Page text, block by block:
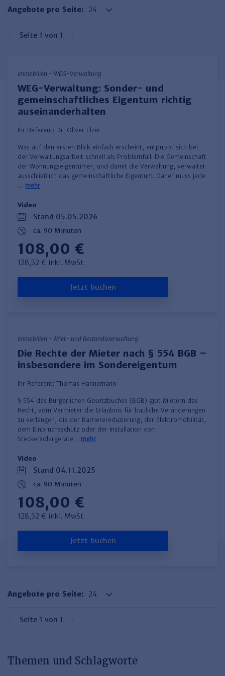
Haufe TVöD/TV-L Office
Angebote pro Seite:
Seite 1 von 1
Immobilien - WEG-Verwaltung
WEG-Verwaltung: Sonder- und
gemeinschaftliches Eigentum richtig
auseinanderhalten
Ihr Referent: Dr. Oliver Elzer
Was auf den ersten Blick einfach erscheint, entpuppt sich bei
der Verwaltungsarbeit schnell als Problemfall. Die Gemeinschaft
der Wohnungseigentümer, und damit die Verwaltung, verwaltet
ausschließlich das gemeinschaftliche Eigentum. Daher muss jede
… mehr
Video
Stand 05.05.2026
ca. 90 Minuten
108,00 €
128,52 € inkl. MwSt.
Jetzt buchen
Immobilien - Miet- und Bestandsverwaltung
Die Rechte der Mieter nach § 554 BGB –
insbesondere im Sondereigentum
Ihr Referent: Thomas Hannemann
§ 554 des Bürgerlichen Gesetzbuches (BGB) gibt Mietern das
Recht, vom Vermieter die Erlaubnis für bauliche Veränderungen
zu verlangen, die der Barrierereduzierung, der Elektromobilität,
dem Einbruchsschutz oder der Installation von
Steckersolargeräte… mehr
Video
Stand 04.11.2025
ca. 90 Minuten
108,00 €
128,52 € inkl. MwSt.
Jetzt buchen
Angebote pro Seite:
Seite 1 von 1
Themen und Schlagworte